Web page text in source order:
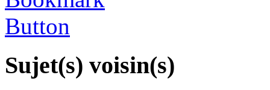
Sujet(s) voisin(s)